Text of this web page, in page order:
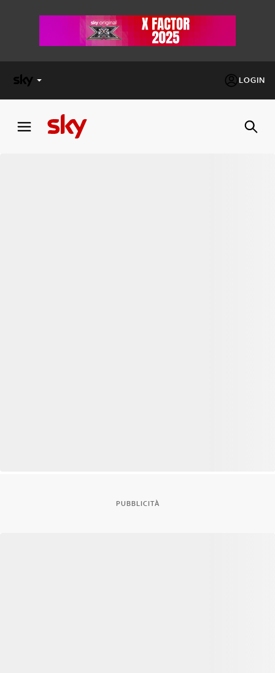
LOGIN
FACTOR
PUBBLICITÀ